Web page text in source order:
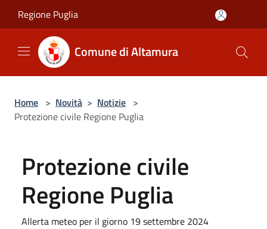
Regione Puglia
Comune di Altamura
Home > Novità > Notizie >
Protezione civile Regione Puglia
Protezione civile
Regione Puglia
Allerta meteo per il giorno 19 settembre 2024